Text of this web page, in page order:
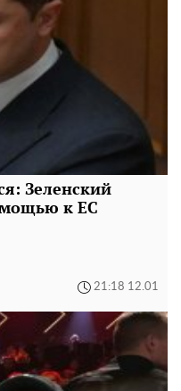
Зеленский
к ЕС
21:18 12.01